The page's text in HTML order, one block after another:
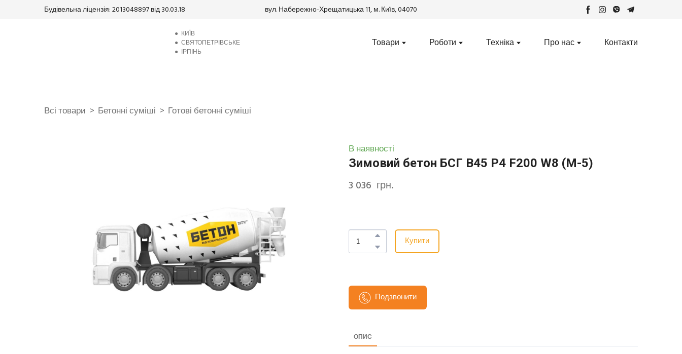
Будівельна ліцензія: 2013048897 від 30.03.18 вул. Набережно-Хрещатицька 11, м. Київ, 04070
● КИЇВ
●СВЯТОПЕТРІВСЬКЕ
● ІРПІНЬ
Товари Роботи Техніка Про нас Контакти
Всі товари Бетонні суміші Готові бетонні суміші
В наявності
Зимовий бетон БСГ В45 Р4 F200 W8 (М-5)
3 036  грн.
Купити
Подзвонити
ОПИС